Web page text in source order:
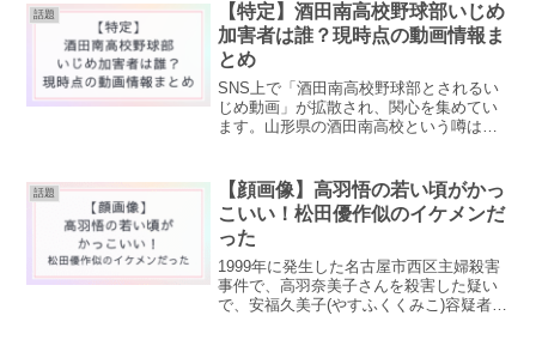
では、✔活動自粛の理由は？✔中坂美祐の
マネージャーは何者？...
話題
【特定】酒田南高校野球部いじめ
加害者は誰？現時点の動画情報ま
とめ
SNS上で「酒田南高校野球部とされるい
じめ動画」が拡散され、関心を集めてい
ます。山形県の酒田南高校という噂は本
報など、現時点で分かっていることをま
とめます。いじめ動画の...
話題
【顔画像】高羽悟の若い頃がかっ
こいい！松田優作似のイケメンだ
った
1999年に発生した名古屋市西区主婦殺害
事件で、高羽奈美子さんを殺害した疑い
で、安福久美子(やすふくくみこ)容疑者が